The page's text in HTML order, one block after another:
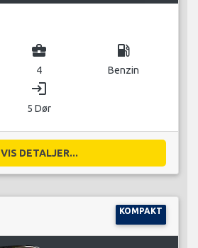
business_center
4
local_gas_station
Benzin
login
5 Dør
VIS DETALJER...
KOMPAKT